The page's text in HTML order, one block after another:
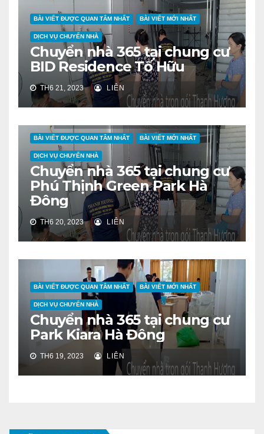
BÀI VIẾT ĐƯỢC QUAN TÂM NHẤT BÀI VIẾT MỚI NHẤT
DỊCH VỤ CHUYỂN NHÀ
Chuyển nhà 365 tại chung cư
BID Residence Tố Hữu
TH6 21, 2023 LIÊN
BÀI VIẾT ĐƯỢC QUAN TÂM NHẤT BÀI VIẾT MỚI NHẤT
DỊCH VỤ CHUYỂN NHÀ
Chuyển nhà 365 tại chung cư
Phú Thịnh Green Park Hà
Đông
TH6 20, 2023 LIÊN
BÀI VIẾT ĐƯỢC QUAN TÂM NHẤT BÀI VIẾT MỚI NHẤT
DỊCH VỤ CHUYỂN NHÀ
Chuyển nhà 365 tại chung cư
Park Kiara Hà Đông
TH6 19, 2023 LIÊN